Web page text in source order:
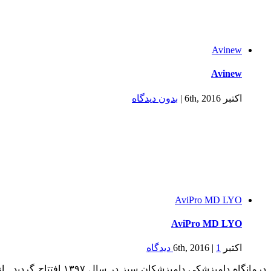
Avinew
Avinew
اکتبر 6th, 2016 | بدون ديدگاه
AviPro MD LYO
AviPro MD LYO
اکتبر 6th, 2016 | 1 ديدگاه
درمانگاه